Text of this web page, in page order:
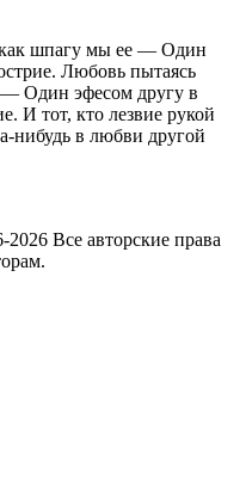
как шпагу мы ее — Один
Любовь пытаясь
Один эфесом другу в
И тот, кто лезвие рукой
нибудь в любви другой
Все авторские права